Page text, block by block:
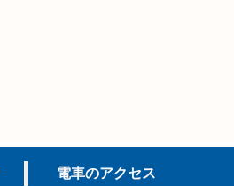
電車のアクセス